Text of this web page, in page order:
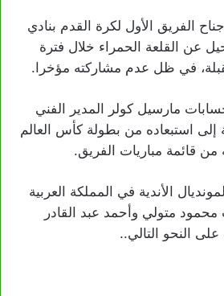
الفريق الأول لكرة القدم بنادي
عن القلعة الحمراء خلال فترة
في ظل عدم مشاركته مؤخرا.
مارسيل كولر المدير الفني
إلى استبعاده من بطولة كأس العالم
الأندية في المملكة العربية
2023، غياب محمود متولي وأحمد عبد القادر
النحو التالي..